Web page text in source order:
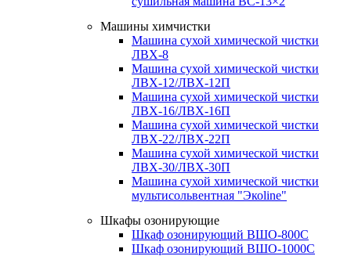
Машины химчистки
Машина сухой химической чистки
ЛВХ-8
Машина сухой химической чистки
ЛВХ-12/ЛВХ-12П
Машина сухой химической чистки
ЛВХ-16/ЛВХ-16П
Машина сухой химической чистки
ЛВХ-22/ЛВХ-22П
Машина сухой химической чистки
ЛВХ-30/ЛВХ-30П
Машина сухой химической чистки
мультисольвентная "Экоline"
Шкафы озонирующие
Шкаф озонирующий ВШО-800С
Шкаф озонирующий ВШО-1000С